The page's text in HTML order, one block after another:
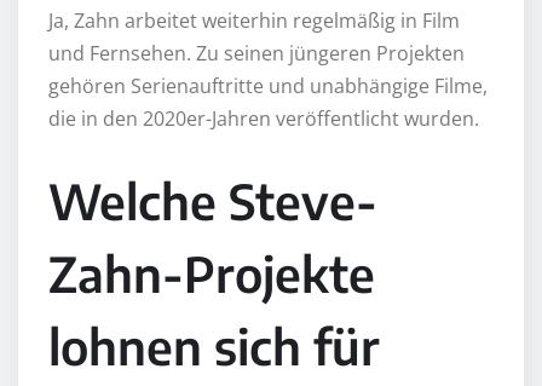
Ja, Zahn arbeitet weiterhin regelmäßig in Film
und Fernsehen. Zu seinen jüngeren Projekten
gehören Serienauftritte und unabhängige Filme,
die in den 2020er-Jahren veröffentlicht wurden.
Welche Steve-
Zahn-Projekte
lohnen sich für